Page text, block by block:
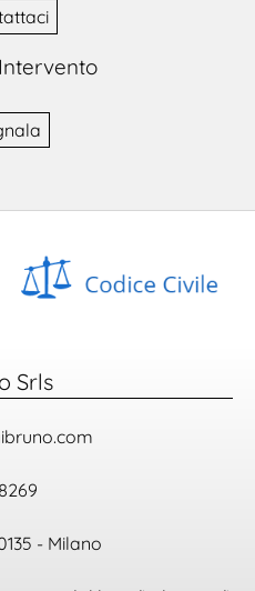
Srls
- Milano